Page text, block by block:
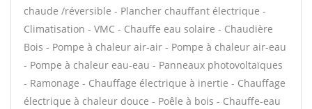
chaude /réversible - Plancher chauffant électrique -
Climatisation - VMC - Chauffe eau solaire - Chaudière
Bois - Pompe à chaleur air-air - Pompe à chaleur air-eau
- Pompe à chaleur eau-eau - Panneaux photovoltaïques
- Ramonage - Chauffage électrique à inertie - Chauffage
électrique à chaleur douce - Poêle à bois - Chauffe-eau